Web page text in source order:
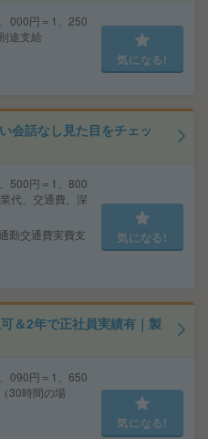
000円＝1、250
途支給
気になる!
会話なし見た目をチェッ
500円＝1、800
代、交通費、深
勤交通費実費支
気になる!
＆2年で正社員実績有｜製
090円＝1、650
30時間の場
気になる!